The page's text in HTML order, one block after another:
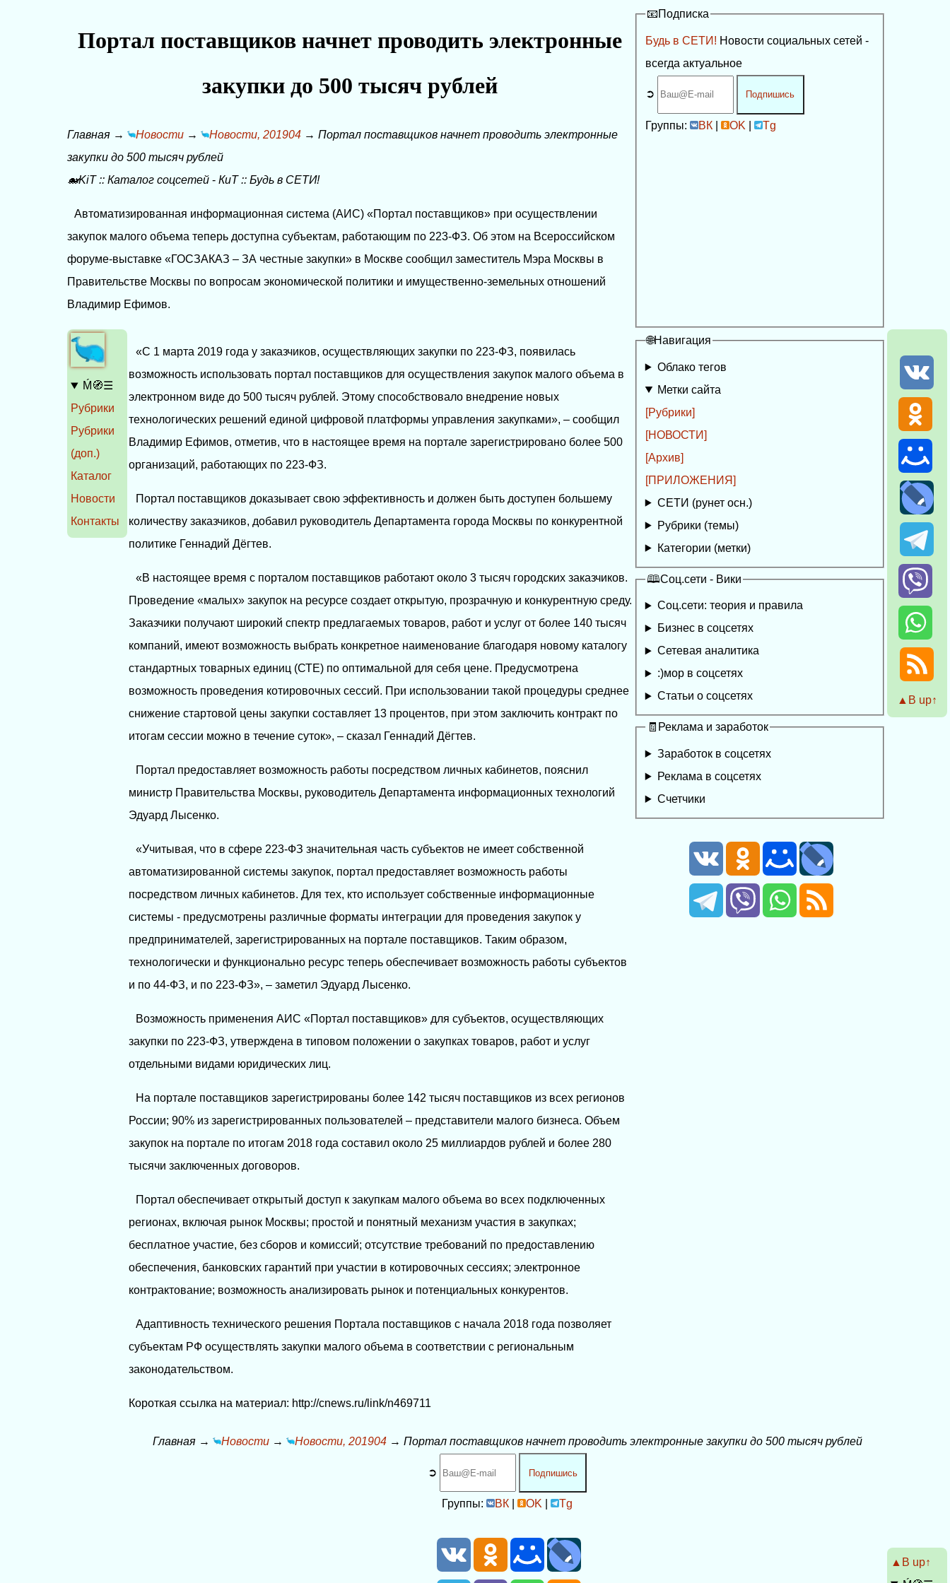
Портал поставщиков начнет проводить электронные
закупки до 500 тысяч рублей
Главная → Новости → Новости, 201904 →Портал поставщиков начнет проводить электронные
закупки до 500 тысяч рублей
🐋KiT::Каталог соцсетей -КиТ::Будь в СЕТИ!
Автоматизированная информационная система (АИС) «Портал поставщиков» при осуществлении
закупок малого объема теперь доступна субъектам, работающим по 223-ФЗ. Об этом на Всероссийском
форуме-выставке «ГОСЗАКАЗ – ЗА честные закупки» в Москве сообщил заместитель Мэра Москвы в
Правительстве Москвы по вопросам экономической политики и имущественно-земельных отношений
Владимир Ефимов.
«С 1 марта 2019 года у заказчиков, осуществляющих закупки по 223-ФЗ, появилась
возможность использовать портал поставщиков для осуществления закупок малого объема в
электронном виде до 500 тысяч рублей. Этому способствовало внедрение новых
технологических решений единой цифровой платформы управления закупками», – сообщил
Владимир Ефимов, отметив, что в настоящее время на портале зарегистрировано более 500
организаций, работающих по 223-ФЗ.
Портал поставщиков доказывает свою эффективность и должен быть доступен большему
количеству заказчиков, добавил руководитель Департамента города Москвы по конкурентной
политике Геннадий Дёгтев.
«В настоящее время с порталом поставщиков работают около 3 тысяч городских заказчиков.
Проведение «малых» закупок на ресурсе создает открытую, прозрачную и конкурентную среду.
Заказчики получают широкий спектр предлагаемых товаров, работ и услуг от более 140 тысяч
компаний, имеют возможность выбрать конкретное наименование благодаря новому каталогу
стандартных товарных единиц (СТЕ) по оптимальной для себя цене. Предусмотрена
возможность проведения котировочных сессий. При использовании такой процедуры среднее
снижение стартовой цены закупки составляет 13 процентов, при этом заключить контракт по
итогам сессии можно в течение суток», – сказал Геннадий Дёгтев.
Портал предоставляет возможность работы посредством личных кабинетов, пояснил
министр Правительства Москвы, руководитель Департамента информационных технологий
Эдуард Лысенко.
«Учитывая, что в сфере 223-ФЗ значительная часть субъектов не имеет собственной
автоматизированной системы закупок, портал предоставляет возможность работы
посредством личных кабинетов. Для тех, кто использует собственные информационные
системы - предусмотрены различные форматы интеграции для проведения закупок у
предпринимателей, зарегистрированных на портале поставщиков. Таким образом,
технологически и функционально ресурс теперь обеспечивает возможность работы субъектов
и по 44-ФЗ, и по 223-ФЗ», – заметил Эдуард Лысенко.
Возможность применения АИС «Портал поставщиков» для субъектов, осуществляющих
закупки по 223-ФЗ, утверждена в типовом положении о закупках товаров, работ и услуг
отдельными видами юридических лиц.
На портале поставщиков зарегистрированы более 142 тысяч поставщиков из всех регионов
России; 90% из зарегистрированных пользователей – представители малого бизнеса. Объем
закупок на портале по итогам 2018 года составил около 25 миллиардов рублей и более 280
тысячи заключенных договоров.
Портал обеспечивает открытый доступ к закупкам малого объема во всех подключенных
регионах, включая рынок Москвы; простой и понятный механизм участия в закупках;
бесплатное участие, без сборов и комиссий; отсутствие требований по предоставлению
обеспечения, банковских гарантий при участии в котировочных сессиях; электронное
контрактование; возможность анализировать рынок и потенциальных конкурентов.
Адаптивность технического решения Портала поставщиков с начала 2018 года позволяет
субъектам РФ осуществлять закупки малого объема в соответствии с региональным
законодательством.
Короткая ссылка на материал: http://cnews.ru/link/n469711
Ḿ🧭☰
Рубрики
Рубрики
(доп.)
Каталог
Новости
Контакты
▲Β up↑
📧Подписка
Будь в СЕТИ! Новости социальных сетей -
всегда актуальное
➲ Подпишись
Группы: ВК| OK Tg
🌐Навигация
Облако тегов
Метки сайта
[Рубрики]
[НОВОСТИ]
[Архив]
[ПРИЛОЖЕНИЯ]
СЕТИ (рунет осн.)
Рубрики (темы)
Категории (метки)
🕮Соц.сети - Вики
Соц.сети: теория и правила
Бизнес в соцсетях
Сетевая аналитика
:)мор в соцсетях
Статьи о соцсетях
🧾Реклама и заработок
Заработок в соцсетях
Реклама в соцсетях
Счетчики
▲Β up↑
Главная→ Новости→ Новости, 201904→ Портал поставщиков начнет проводить электронные закупки до 500 тысяч рублей
➲ Подпишись
Группы: ВК | OK | Tg